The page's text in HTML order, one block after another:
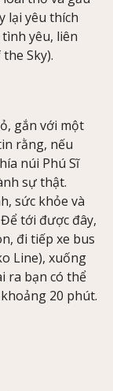
lại yêu thích
yêu, liên
Sky).
gắn với một
rằng, nếu
núi Phú Sĩ
sự thật.
sức khỏe và
tới được đây,
đi tiếp xe bus
Line), xuống
ra bạn có thể
20 phút.